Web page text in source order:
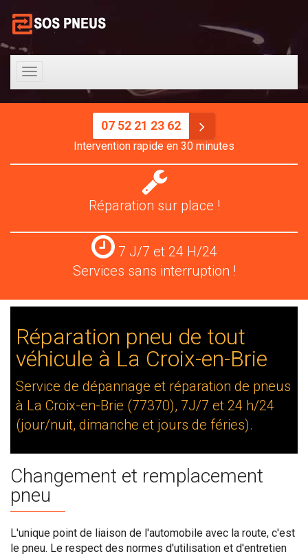
Toggle
navigation
07 52 21 23 62
Intervention rapide en 30 minutes
Réparation
pneus
Réparation sur place !
Services
24
H/24
7 J/7 et 24 H/24
Services sans interruption !
Réparation pneu de tout
véhicule à La Croix-en-Brie
Service de dépannage et réparation de pneus
à La Croix-en-Brie (77370), 7J/7 et 24 h/24
(jour/nuit, dimanche et jours de féries).
Changement et remplacement
pneu
L'unique point de liaison de l'automobile avec la route, c'est
le pneu. Le respect des normes d'utilisation et d'entretien